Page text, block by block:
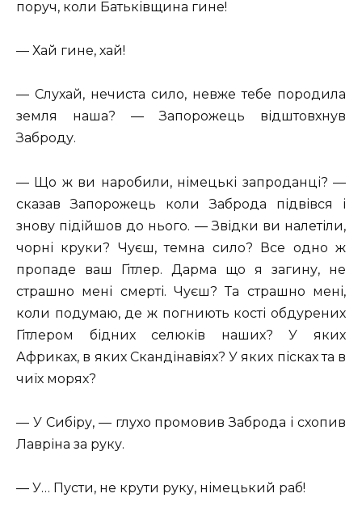
поруч, коли Батьківщина гине!
— Хай гине, хай!
— Слухай, нечиста сило, невже тебе породила
земля наша? — Запорожець відштовхнув
Заброду.
— Що ж ви наробили, німецькі запроданці? —
сказав Запорожець коли Заброда підвівся і
знову підійшов до нього. — Звідки ви налетіли,
чорні круки? Чуєш, темна сило? Все одно ж
пропаде ваш Гітлер. Дарма що я загину, не
страшно мені смерті. Чуєш? Та страшно мені,
коли подумаю, де ж погниють кості обдурених
Гітлером бідних селюків наших? У яких
Африках, в яких Скандінавіях? У яких пісках та в
чиїх морях?
— У Сибіру, — глухо промовив Заброда і схопив
Лавріна за руку.
— У… Пусти, не крути руку, німецький раб!